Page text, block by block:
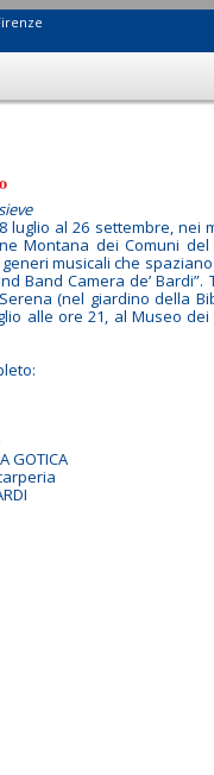
luglio al 26 settembre,
Montana dei Comuni
musicali che
Band Camera de’
(nel giardino della
alle ore 21, al Museo
GOTICA